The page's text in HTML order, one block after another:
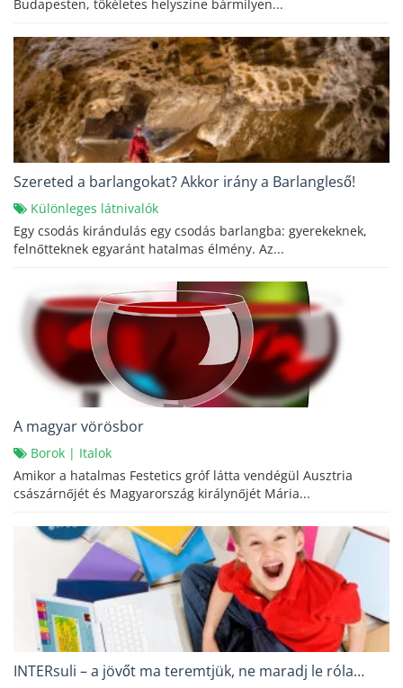
Budapesten, tökéletes helyszíne bármilyen...
Szereted a barlangokat? Akkor irány a Barlangleső!
Különleges látnivalók
Egy csodás kirándulás egy csodás barlangba: gyerekeknek,
felnőtteknek egyaránt hatalmas élmény. Az...
A magyar vörösbor
Borok | Italok
Amikor a hatalmas Festetics gróf látta vendégül Ausztria
császárnőjét és Magyarország királynőjét Mária...
INTERsuli – a jövőt ma teremtjük, ne maradj le róla…